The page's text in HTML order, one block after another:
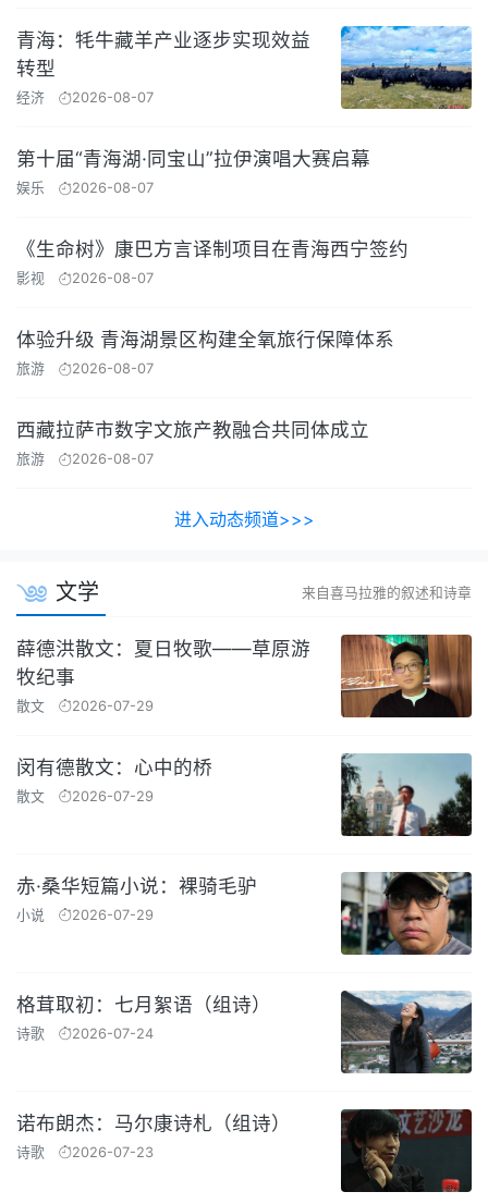
青海：牦牛藏羊产业逐步实现效益
转型
经济 2026-08-07
第十届“青海湖·同宝山”拉伊演唱大赛启幕
娱乐 2026-08-07
《生命树》康巴方言译制项目在青海西宁签约
影视 2026-08-07
体验升级 青海湖景区构建全氧旅行保障体系
旅游 2026-08-07
西藏拉萨市数字文旅产教融合共同体成立
旅游 2026-08-07
进入动态频道>>>
文学 来自喜马拉雅的叙述和诗章
薛德洪散文：夏日牧歌——草原游
牧纪事
散文 2026-07-29
闵有德散文：心中的桥
散文 2026-07-29
赤·桑华短篇小说：裸骑毛驴
小说 2026-07-29
格茸取初：七月絮语（组诗）
诗歌 2026-07-24
诺布朗杰：马尔康诗札（组诗）
诗歌 2026-07-23